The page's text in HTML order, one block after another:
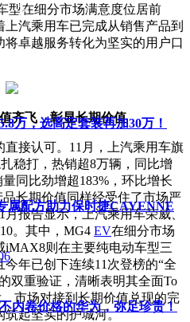
型在细分市场满意度位居前
汽乘用车已完成从销售产品到
卓越服务转化为坚实的用户口
齐飞，彰显长期价值
接认可。11月，上汽乘用车旗
稳打，热销超8万辆，同比增
同比劲增超183%，环比增长
长期价值同样经受住了市场严
报告显示，上汽乘用车荣威、
。其中，MG4 EV在细分市场
iMAX8则在主要纯电动车型三
年已创下连续11次登榜的“全
双重验证，清晰表明其全面To
市场对接到长期价值兑现的完
筑起坚实的护城河。
万，选高定套装再加30万！
属配方助力保时捷CAYENNE
内卷价格的华为，弥足珍贵！